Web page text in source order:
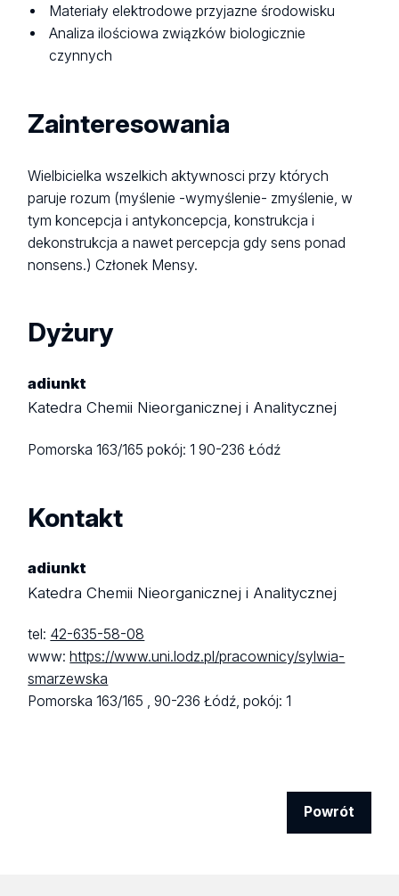
Materiały elektrodowe przyjazne środowisku
Analiza ilościowa związków biologicznie
czynnych
Zainteresowania
Wielbicielka wszelkich aktywnosci przy których
paruje rozum (myślenie -wymyślenie- zmyślenie, w
tym koncepcja i antykoncepcja, konstrukcja i
dekonstrukcja a nawet percepcja gdy sens ponad
nonsens.) Członek Mensy.
Dyżury
adiunkt
Katedra Chemii Nieorganicznej i Analitycznej
Pomorska 163/165pokój: 190-236 Łódź
Kontakt
adiunkt
Katedra Chemii Nieorganicznej i Analitycznej
tel: 42-635-58-08
www:https://www.uni.lodz.pl/pracownicy/sylwia-
smarzewska
Pomorska 163/165 ,90-236 Łódź,pokój: 1
Powrót